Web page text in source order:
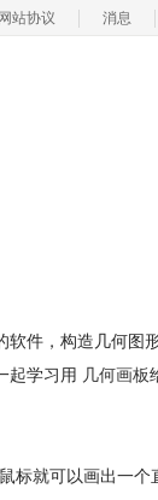
网站协议 消息
件，构造几何图
起学习用 几何画板
就可以画出一个